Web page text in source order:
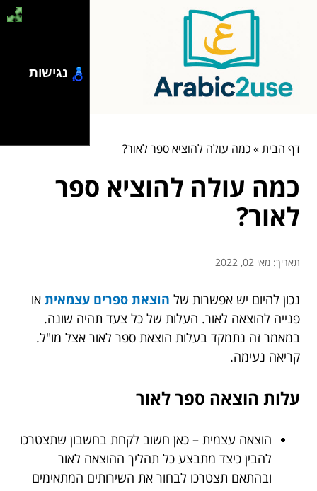
דף הבית»כמה עולה להוציא ספר לאור?
כמה עולה להוציא ספר
לאור?
תאריך: מאי 02, 2022
נכון להיום יש אפשרות של הוצאת ספרים עצמאית או
פנייה להוצאה לאור. העלות של כל צעד תהיה שונה.
במאמר זה נתמקד בעלות הוצאת ספר לאור אצל מו"ל.
קריאה נעימה.
עלות הוצאה ספר לאור
הוצאה עצמית – כאן חשוב לקחת בחשבון שתצטרכו
להבין כיצד מתבצע כל תהליך ההוצאה לאור
ובהתאם תצטרכו לבחור את השירותים המתאימים
נגישות